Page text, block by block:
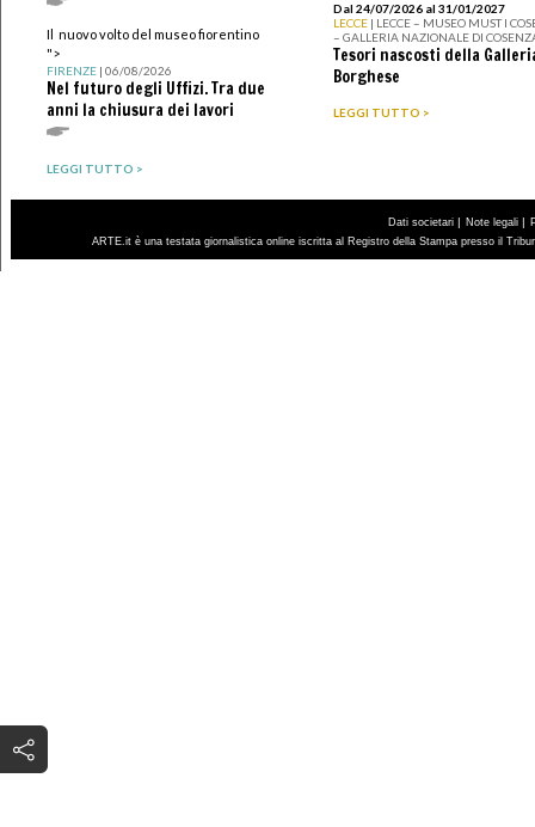
Il nuovo volto del museo fiorentino
">
FIRENZE| 06/08/2026
Nel futuro degli Uffizi. Tra due
anni la chiusura dei lavori
LEGGI TUTTO >
Dal 24/07/2026 al 31/01/2027
LECCE | LECCE – MUSEO MUST I
– GALLERIA NAZIONALE DI
Tesori nascosti della
Borghese
LEGGI TUTTO >
Dati societari | Note legali |
ARTE.it è una testata giornalistica online iscritta al Registro della Stampa presso il